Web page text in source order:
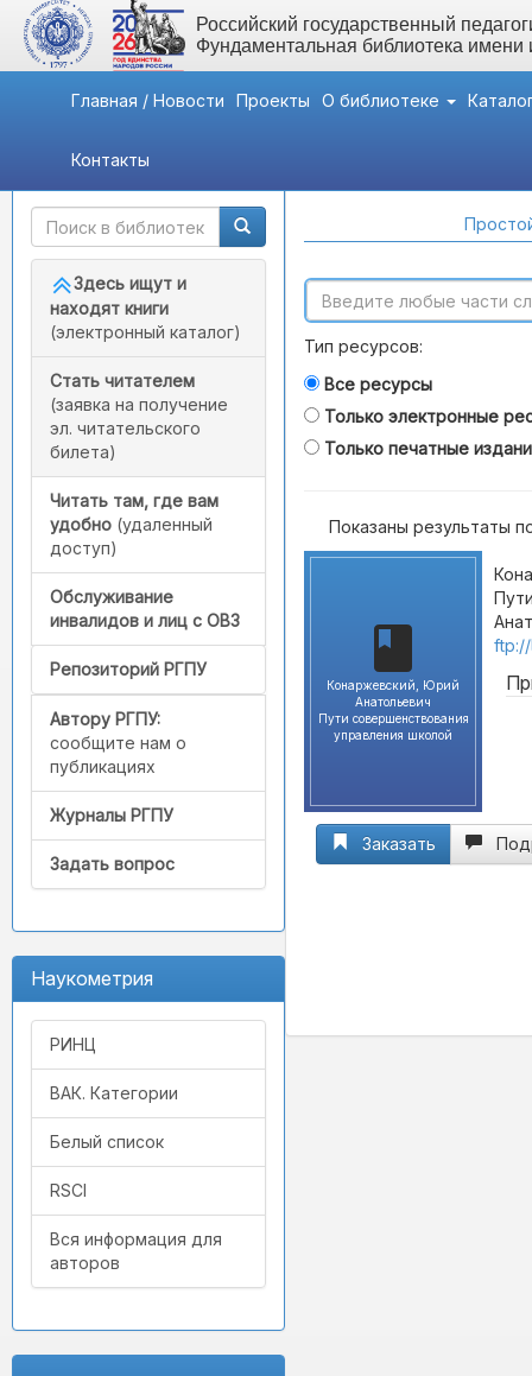
Российский государственный
Фундаментальная библиотека
Главная / Новости Проекты О библиотеке
Контакты
Быстрый доступ
Здесь ищут и
находят книги
(электронный каталог)
Стать читателем
(заявка на получение
эл. читательского
билета)
Читать там, где вам
удобно (удаленный
доступ)
Обслуживание
инвалидов и лиц с ОВЗ
Репозиторий РГПУ
Автору РГПУ:
сообщите нам о
публикациях
Журналы РГПУ
Задать вопрос
Наукометрия
РИНЦ
ВАК. Категории
Белый список
RSCI
Вся информация для
авторов
Тип ресурсов:
Все ресурсы
Только электронные
Только печатные
Показаны результаты
Конаржевский, Юрий
Анатольевич
Пути совершенствования
управления школой
Заказать